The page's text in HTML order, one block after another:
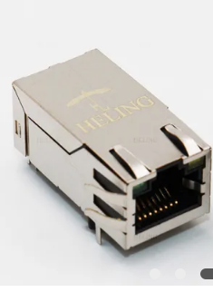
PRIVACY
POLICY